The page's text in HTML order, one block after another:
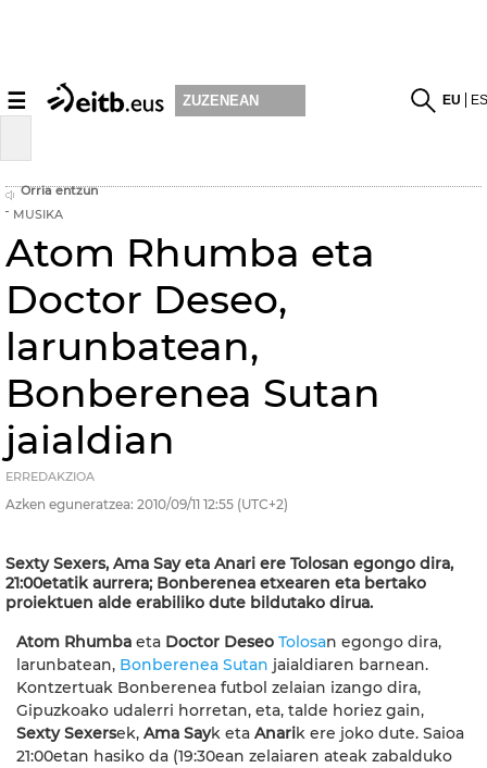
☰ ZUZENEAN EU
Orria entzun
MUSIKA
Atom Rhumba eta
Doctor Deseo,
larunbatean,
Bonberenea Sutan
jaialdian
ERREDAKZIOA
Azken eguneratzea: 2010/09/11 12:55 (UTC+2)
Sexty Sexers, Ama Say eta Anari ere Tolosan egongo dira,
21:00etatik aurrera; Bonberenea etxearen eta bertako
proiektuen alde erabiliko dute bildutako dirua.
Atom Rhumba eta Doctor Deseo Tolosan egongo dira,
larunbatean, Bonberenea Sutan jaialdiaren barnean.
Kontzertuak Bonberenea futbol zelaian izango dira,
Gipuzkoako udalerri horretan, eta, talde horiez gain,
Sexty Sexersek, Ama Sayk eta Anarik ere joko dute. Saioa
21:00etan hasiko da (19:30ean zelaiaren ateak zabalduko